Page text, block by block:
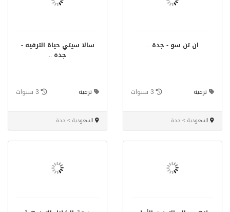
ان تن سو - جدة ..
ترفيه 3 سنوات
السعودية > جدة
سالا سيتي حياة الترفيه -
جدة ..
ترفيه 3 سنوات
السعودية > جدة